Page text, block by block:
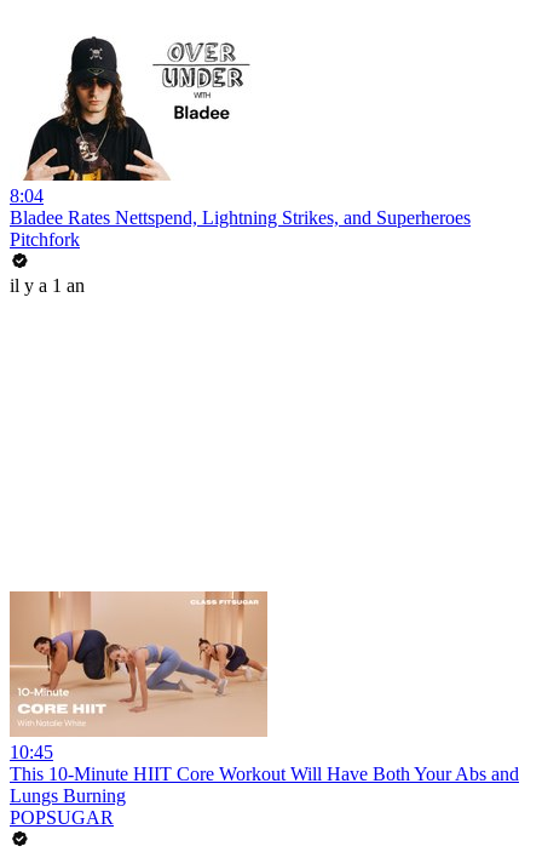
8:04
Bladee Rates Nettspend, Lightning Strikes, and Superheroes
Pitchfork
il y a 1 an
10:45
This 10-Minute HIIT Core Workout Will Have Both Your Abs and
Lungs Burning
POPSUGAR